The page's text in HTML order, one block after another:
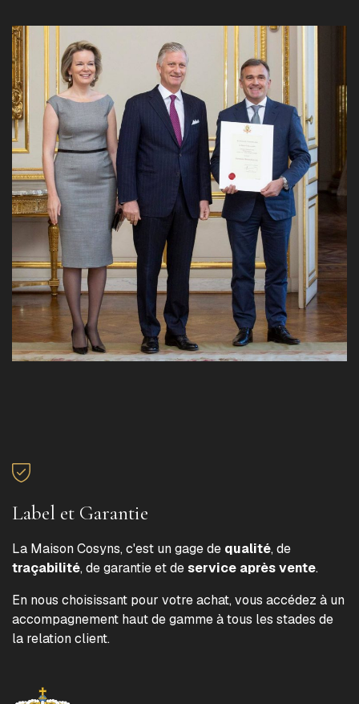
Label et Garantie
La Maison Cosyns, c'est un gage de qualité, de
traçabilité, de garantie et deservice après vente.
En nous choisissant pour votre achat, vous accédez à un
accompagnement haut de gamme à tous les stades de
la relation client.